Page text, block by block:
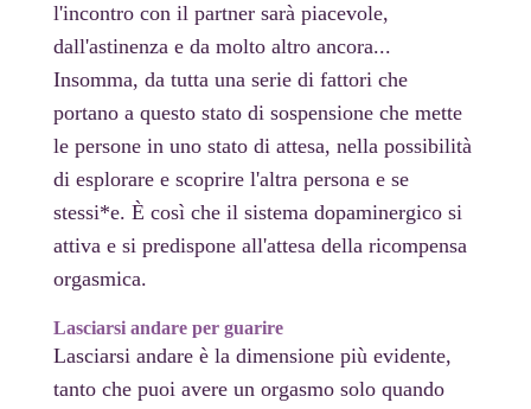
l'incontro con il partner sarà piacevole,
dall'astinenza e da molto altro ancora...
Insomma, da tutta una serie di fattori che
portano a questo stato di sospensione che mette
le persone in uno stato di attesa, nella possibilità
di esplorare e scoprire l'altra persona e se
stessi*e. È così che il sistema dopaminergico si
attiva e si predispone all'attesa della ricompensa
orgasmica.
Lasciarsi andare per guarire
Lasciarsi andare è la dimensione più evidente,
tanto che puoi avere un orgasmo solo quando